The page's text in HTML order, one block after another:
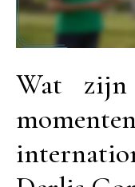
Wat zijn